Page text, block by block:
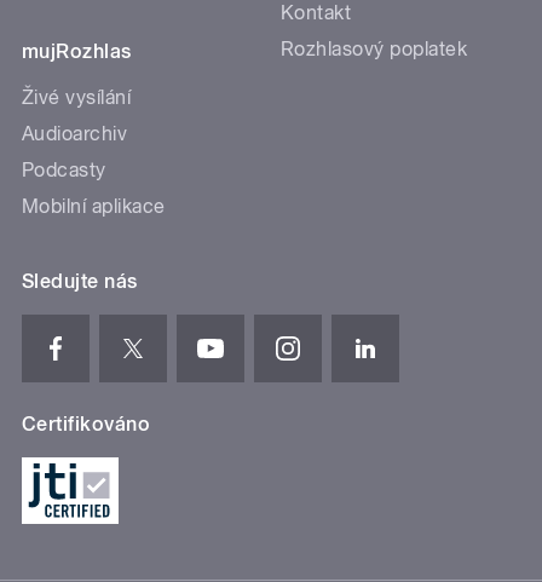
mujRozhlas
Živé vysílání
Audioarchiv
Podcasty
Mobilní aplikace
Kontakt
Rozhlasový poplatek
Sledujte nás
Certifikováno